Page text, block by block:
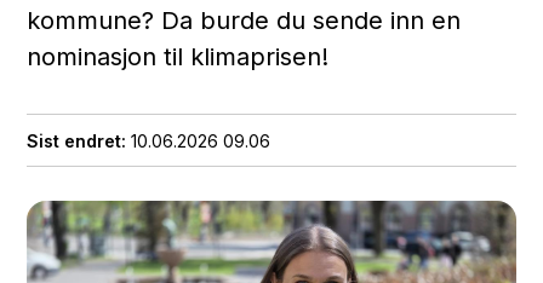
kommune? Da burde du sende inn en
nominasjon til klimaprisen!
Sist endret 10.06.2026 09.06